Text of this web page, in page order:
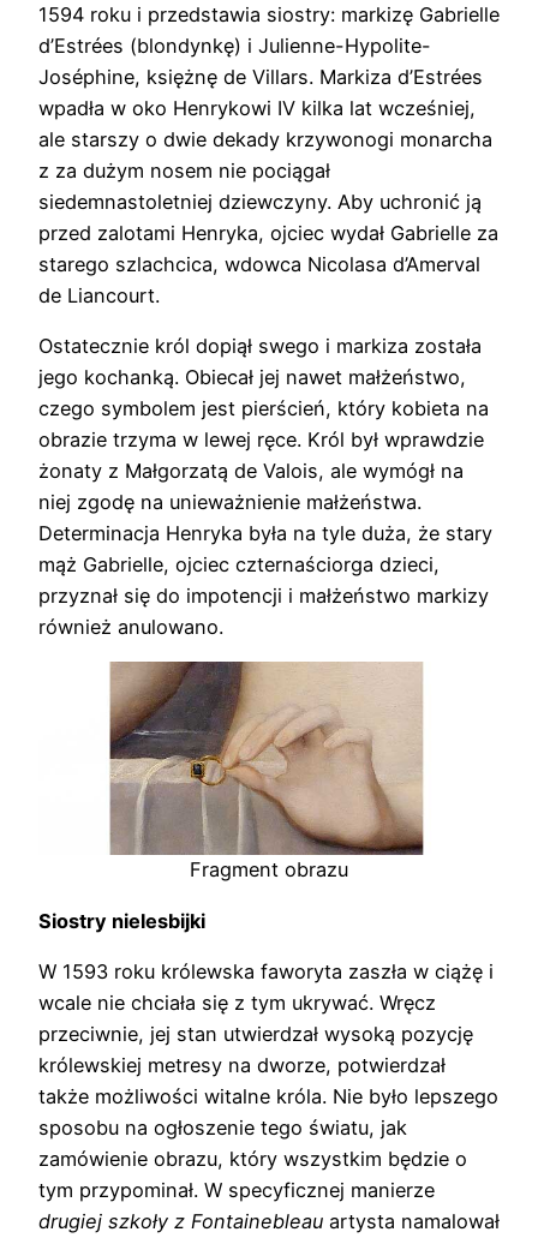
1594 roku i przedstawia siostry: markizę Gabrielle
d’Estrées (blondynkę) i Julienne-Hypolite-
Joséphine, księżnę de Villars. Markiza d’Estrées
wpadła w oko Henrykowi IV kilka lat wcześniej,
ale starszy o dwie dekady krzywonogi monarcha
z za dużym nosem nie pociągał
siedemnastoletniej dziewczyny. Aby uchronić ją
przed zalotami Henryka, ojciec wydał Gabrielle za
starego szlachcica, wdowca Nicolasa d’Amerval
de Liancourt.
Ostatecznie król dopiął swego i markiza została
jego kochanką. Obiecał jej nawet małżeństwo,
czego symbolem jest pierścień, który kobieta na
obrazie trzyma w lewej ręce. Król był wprawdzie
żonaty z Małgorzatą de Valois, ale wymógł na
niej zgodę na unieważnienie małżeństwa.
Determinacja Henryka była na tyle duża, że stary
mąż Gabrielle, ojciec czternaściorga dzieci,
przyznał się do impotencji i małżeństwo markizy
również anulowano.
Fragment obrazu
Siostry nielesbijki
W 1593 roku królewska faworyta zaszła w ciążę i
wcale nie chciała się z tym ukrywać. Wręcz
przeciwnie, jej stan utwierdzał wysoką pozycję
królewskiej metresy na dworze, potwierdzał
także możliwości witalne króla. Nie było lepszego
sposobu na ogłoszenie tego światu, jak
zamówienie obrazu, który wszystkim będzie o
tym przypominał. W specyficznej manierze
drugiej szkoły z Fontainebleau artysta namalował